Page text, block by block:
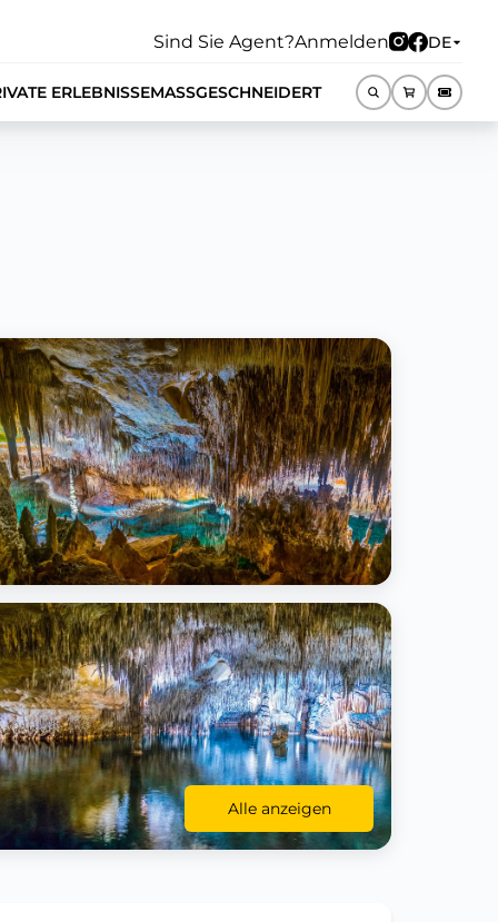
Sind Sie Agent?Anmelden DE
ERLEBNISSEMASSGESCHNEIDERT DE
Alle anzeigen